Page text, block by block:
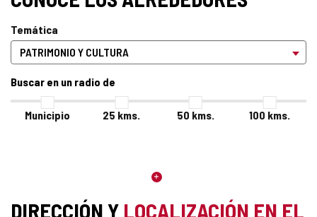
Temática
Buscar en un radio de
Municipio 25 kms. 50 kms. 100 kms.
DIRECCIÓN Y LOCALIZACIÓN EN EL